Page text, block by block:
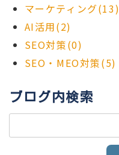
マーケティング(13)
AI活用(2)
SEO対策(0)
SEO・MEO対策(5)
ブログ内検索